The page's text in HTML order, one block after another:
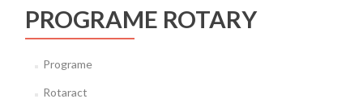
PROGRAME ROTARY
Programe
Rotaract